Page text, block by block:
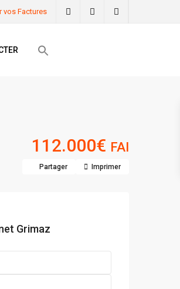
vos Factures
112.000€ FAI
Partager Imprimer
Grimaz